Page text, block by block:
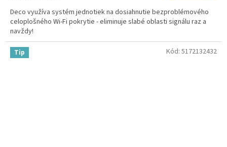
Deco využíva systém jednotiek na dosiahnutie bezproblémového
celoplošného Wi-Fi pokrytie - eliminuje slabé oblasti signálu raz a
navždy!
Tip Kód: 5172132432